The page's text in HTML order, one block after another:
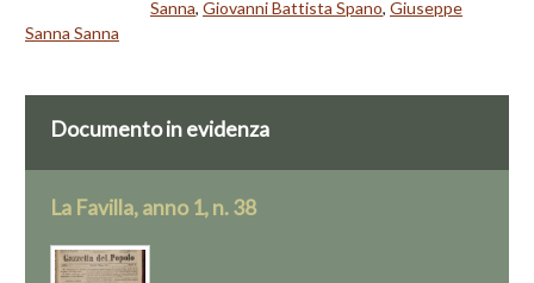
Sanna, Giovanni Battista Spano, Giuseppe
Sanna Sanna
Documento in evidenza
La Favilla, anno 1, n. 38